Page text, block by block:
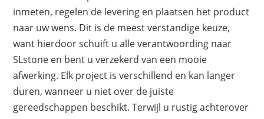
inmeten, regelen de levering en plaatsen het product
naar uw wens. Dit is de meest verstandige keuze,
want hierdoor schuift u alle verantwoording naar
SLstone en bent u verzekerd van een mooie
afwerking. Elk project is verschillend en kan langer
duren, wanneer u niet over de juiste
gereedschappen beschikt. Terwijl u rustig achterover